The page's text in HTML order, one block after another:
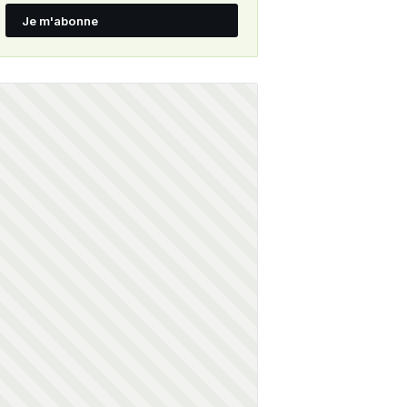
Je m'abonne